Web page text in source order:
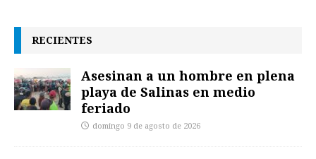
RECIENTES
Asesinan a un hombre en plena
playa de Salinas en medio
feriado
domingo 9 de agosto de 2026